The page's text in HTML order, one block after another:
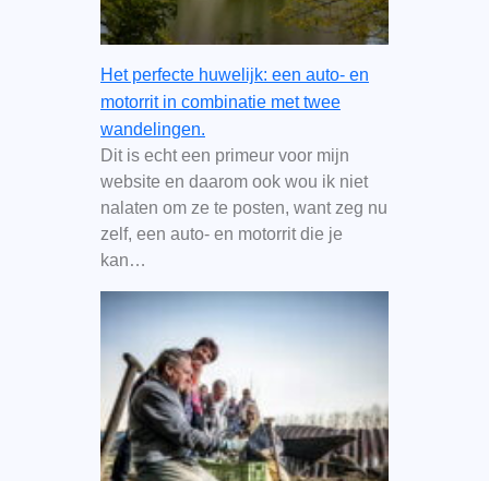
Het perfecte huwelijk: een auto- en
motorrit in combinatie met twee
wandelingen.
Dit is echt een primeur voor mijn
website en daarom ook wou ik niet
nalaten om ze te posten, want zeg nu
zelf, een auto- en motorrit die je
kan…